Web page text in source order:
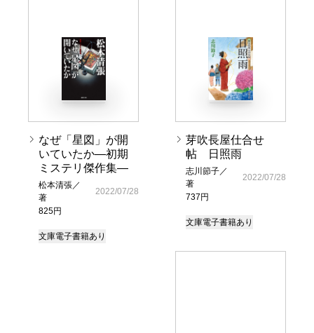
なぜ「星図」が開
いていたか―初期
ミステリ傑作集―
松本清張／
著
825円
2022/07/28
文庫電子書籍あり
芽吹長屋仕合せ
帖 日照雨
志川節子／
著
737円
2022/07/28
文庫電子書籍あり